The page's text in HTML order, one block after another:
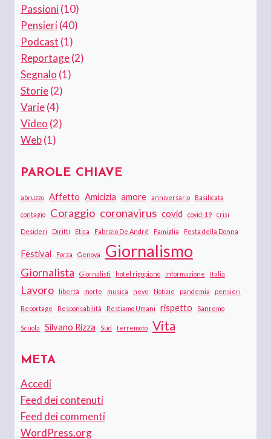
Passioni(10)
Pensieri(40)
Podcast (1)
Reportage(2)
Segnalo (1)
Storie(2)
Varie(4)
Video (2)
Web(1)
PAROLE CHIAVE
abruzzo Affetto Amicizia amore anniversario Basilicata
contagio Coraggio coronavirus covid covid-19 crisi
Desideri Diritti Etica Fabrizio De André Famiglia Festa della Donna
Festival Forza Genova Giornalismo
Giornalista Giornalisti hotel rigopiano Informazione Italia
Lavoro libertà morte musica neve Notizie pandemia pensieri
Reportage Responsabilità Restiamo Umani rispetto Sanremo
Scuola Silvano Rizza Sud terremoto Vita
META
Accedi
Feed dei contenuti
Feed dei commenti
WordPress.org